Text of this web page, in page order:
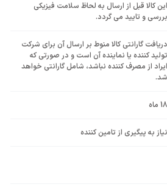
این کالا قبل از ارسال به لحاظ سلامت فیزیکی
بررسی و تایید می گردد.
دریافت گارانتی کالا منوط بر ارسال آن برای شرکت
تولید کننده یا نماینده آن است و در صورتی که
ایراد از مصرف کننده نباشد، شامل گارانتی خواهد
شد.
18 ماه
نیاز به پیگیری از تامین کننده